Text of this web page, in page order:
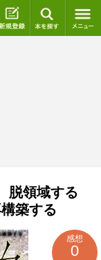
ログイン 新規登録
脱領域する
築する
感想
0